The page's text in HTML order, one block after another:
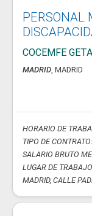
PERSONAL
COCEMFE
MADRID, MADRID
HORARIO DE
TIPO DE
SALARIO BRUTO
LUGAR DE
MADRID, CALLE